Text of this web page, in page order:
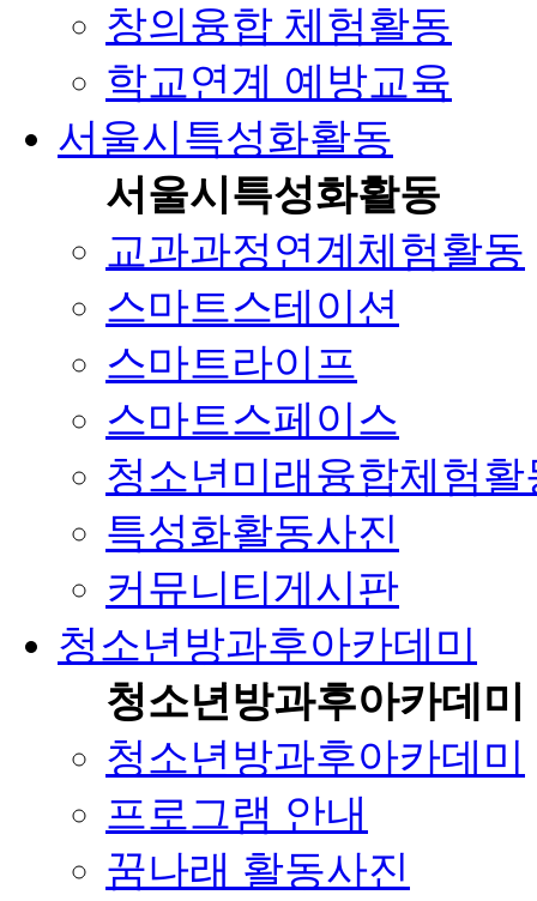
창의융합 체험활동
학교연계 예방교육
서울시특성화활동
서울시특성화활동
교과과정연계체험활동
스마트스테이션
스마트라이프
스마트스페이스
청소년미래융합체험활
특성화활동사진
커뮤니티게시판
청소년방과후아카데미
청소년방과후아카데미
청소년방과후아카데미
프로그램 안내
꿈나래 활동사진